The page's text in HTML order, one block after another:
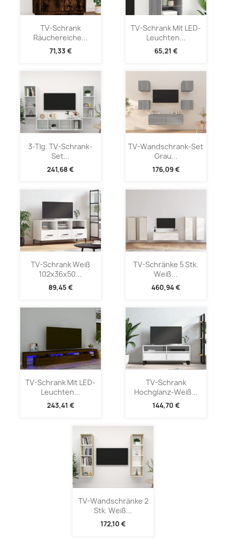
TV-Schrank
Räuchereiche...
71,33 €
TV-Schrank Mit LED-
Leuchten...
65,21 €
3-Tlg. TV-Schrank-
Set...
241,68 €
TV-Wandschrank-Set
Grau...
176,09 €
TV-Schrank Weiß
102x36x50...
89,45 €
TV-Schränke 5 Stk.
Weiß...
460,94 €
TV-Schrank Mit LED-
Leuchten...
243,41 €
TV-Schrank
Hochglanz-Weiß...
144,70 €
TV-Wandschränke 2
Stk. Weiß...
172,10 €